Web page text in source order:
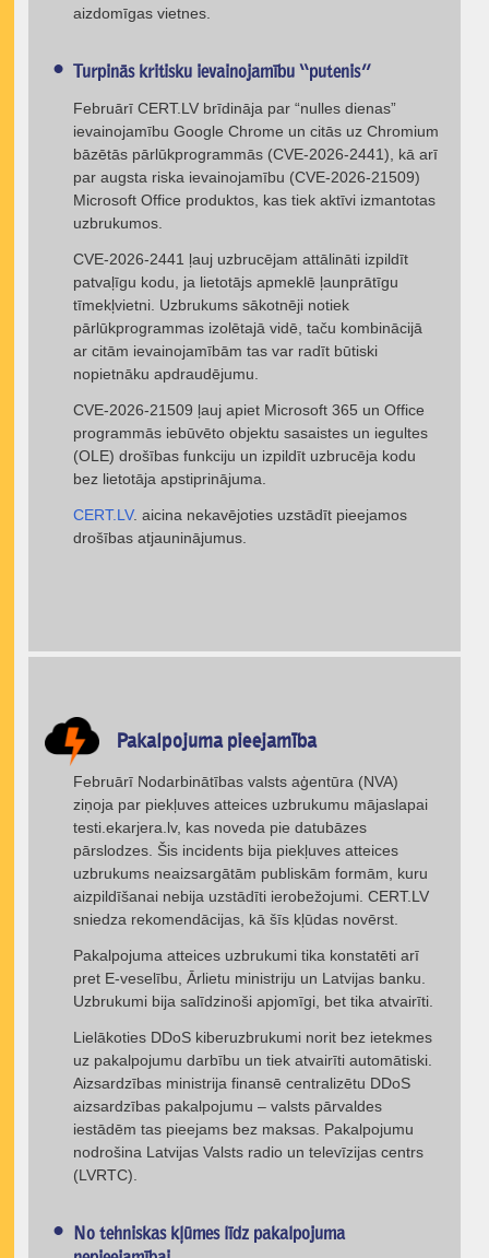
aizdomīgas vietnes.
Turpinās kritisku ievainojamību “putenis”
Februārī CERT.LV brīdināja par “nulles dienas”
ievainojamību Google Chrome un citās uz Chromium
bāzētās pārlūkprogrammās (CVE-2026-2441), kā arī
par augsta riska ievainojamību (CVE-2026-21509)
Microsoft Office produktos, kas tiek aktīvi izmantotas
uzbrukumos.
CVE-2026-2441 ļauj uzbrucējam attālināti izpildīt
patvaļīgu kodu, ja lietotājs apmeklē ļaunprātīgu
tīmekļvietni. Uzbrukums sākotnēji notiek
pārlūkprogrammas izolētajā vidē, taču kombinācijā
ar citām ievainojamībām tas var radīt būtiski
nopietnāku apdraudējumu.
CVE-2026-21509 ļauj apiet Microsoft 365 un Office
programmās iebūvēto objektu sasaistes un iegultes
(OLE) drošības funkciju un izpildīt uzbrucēja kodu
bez lietotāja apstiprinājuma.
CERT.LV. aicina nekavējoties uzstādīt pieejamos
drošības atjauninājumus.
Pakalpojuma pieejamība
Februārī Nodarbinātības valsts aģentūra (NVA)
ziņoja par piekļuves atteices uzbrukumu mājaslapai
testi.ekarjera.lv, kas noveda pie datubāzes
pārslodzes. Šis incidents bija piekļuves atteices
uzbrukums neaizsargātām publiskām formām, kuru
aizpildīšanai nebija uzstādīti ierobežojumi. CERT.LV
sniedza rekomendācijas, kā šīs kļūdas novērst.
Pakalpojuma atteices uzbrukumi tika konstatēti arī
pret E-veselību, Ārlietu ministriju un Latvijas banku.
Uzbrukumi bija salīdzinoši apjomīgi, bet tika atvairīti.
Lielākoties DDoS kiberuzbrukumi norit bez ietekmes
uz pakalpojumu darbību un tiek atvairīti automātiski.
Aizsardzības ministrija finansē centralizētu DDoS
aizsardzības pakalpojumu – valsts pārvaldes
iestādēm tas pieejams bez maksas. Pakalpojumu
nodrošina Latvijas Valsts radio un televīzijas centrs
(LVRTC).
No tehniskas kļūmes līdz pakalpojuma